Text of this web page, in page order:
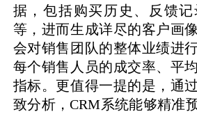
据，包括购买历史、反馈
等，进而生成详尽的客户画
会对销售团队的整体业绩进
每个销售人员的成交率、平
指标。更值得一提的是，通
致分析，CRM系统能够精准